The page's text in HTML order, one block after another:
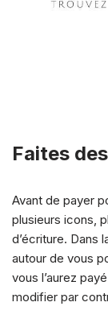
Faites
Avant de payer
plusieurs icons,
d’écriture. Dans
autour de vous
vous l’aurez
modifier par